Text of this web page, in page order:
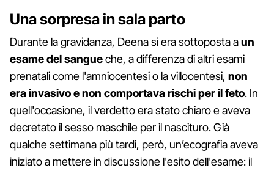
Una sorpresa in sala parto
Durante la gravidanza, Deena si era sottoposta aun
esame del sangueche, a differenza di altri esami
prenatali come l'amniocentesi o la villocentesi, non
era invasivo e non comportava rischi per il feto. In
quell'occasione, il verdetto era stato chiaro e aveva
decretato il sesso maschile per il nascituro. Già
qualche settimana più tardi, però, un’ecografia aveva
iniziato a mettere in discussione l'esito dell'esame: il